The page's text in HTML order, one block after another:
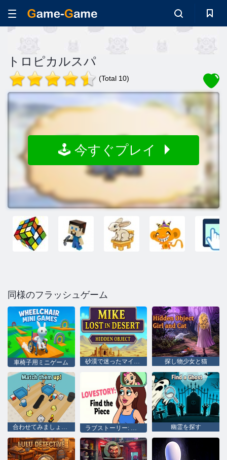
トロピカルスパ
(Total 10)
🕹️ 今すぐプレイ
同様のフラッシュゲーム
車椅子用ミニゲーム 砂漠で迷ったマイクの隠しアイテム 探し物少女と猫
合わせてみましょう！ 幽霊を探す